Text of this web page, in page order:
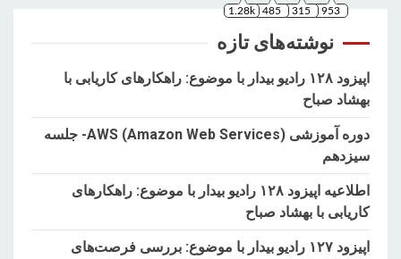
نوشته‌های تازه
اپیزود ۱۲۸ رادیو بیدار با موضوع: راهکارهای کاریابی با
بهشاد صباح
دوره آموزشی AWS (Amazon Web Services)- جلسه
سیزدهم
اطلاعیه اپیزود ۱۲۸ رادیو بیدار با موضوع: راهکارهای
کاریابی با بهشاد صباح
اپیزود ۱۲۷ رادیو بیدار با موضوع: بررسی فرصت‌های